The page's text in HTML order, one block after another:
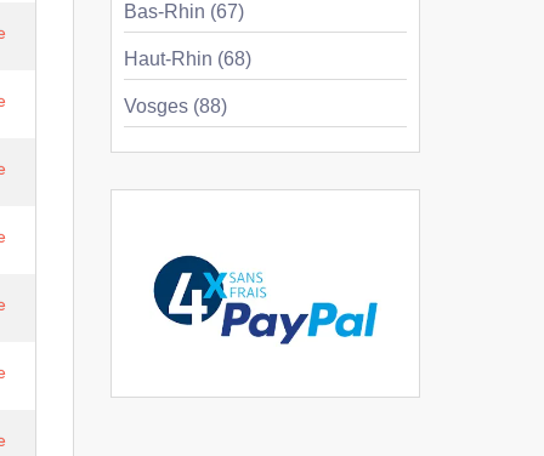
Bas-Rhin (67)
Haut-Rhin (68)
Vosges (88)